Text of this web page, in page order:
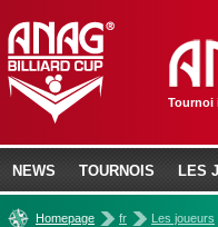
Homepage
» fr
» Les joueurs
Tournoi
NEWS TOURNOIS LES